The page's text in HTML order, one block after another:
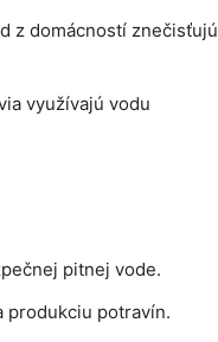
z domácností znečisťujú
využívajú vodu
pitnej vode.
produkciu potravín.